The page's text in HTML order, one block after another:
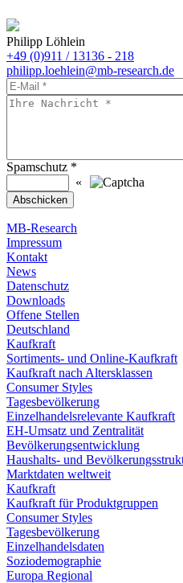
Philipp Löhlein
+49 (0)911 / 13136 - 218
philipp.loehlein@mb-research.de
Spamschutz *
«
MB-Research
Impressum
Kontakt
News
Datenschutz
Downloads
Offene Stellen
Deutschland
Kaufkraft
Sortiments- und Online-Kaufkraft
Kaufkraft nach Altersklassen
Consumer Styles
Tagesbevölkerung
Einzelhandelsrelevante Kaufkraft
EH-Umsatz und Zentralität
Bevölkerungsentwicklung
Haushalts- und
Marktdaten weltweit
Kaufkraft
Kaufkraft für Produktgruppen
Consumer Styles
Tagesbevölkerung
Einzelhandelsdaten
Soziodemographie
Europa Regional